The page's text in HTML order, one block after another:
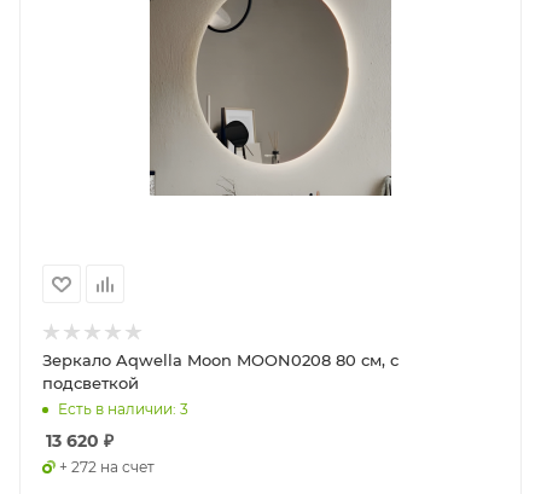
Зеркало Aqwella Moon MOON0208 80 см, с
подсветкой
Есть в наличии: 3
13 620 ₽
+ 272 на счет